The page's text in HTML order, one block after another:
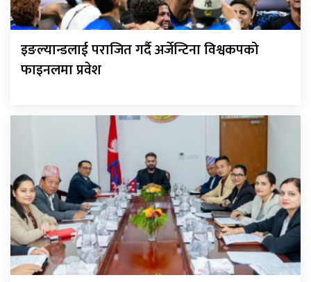
इङल्यान्डलाई पराजित गर्दै अर्जेन्टिना विश्वकपको
फाइनलमा प्रवेश